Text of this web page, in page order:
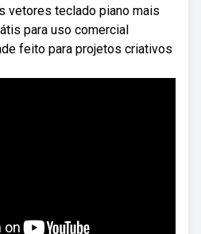
vetores teclado piano mais
para uso comercial
feito para projetos criativos